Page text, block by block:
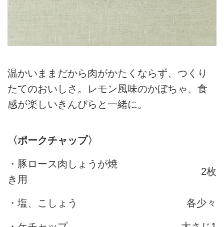
温かいままだから肉がかたくならず、つくり
たてのおいしさ。レモン風味のかぼちゃ、食
感が楽しいきんぴらと一緒に。
〈ポークチャップ〉
・豚ロース肉しょうが焼
き用
2枚
・塩、こしょう 各少々